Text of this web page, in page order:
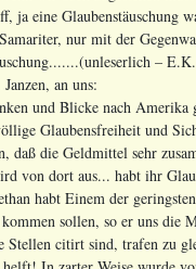
eine Glaubenstäuschung
nur mit der
–
an uns:
und Blicke nach
Glaubensfreiheit und
daß die Geldmittel sehr
von dort aus... habt ihr
habt Einem der
sollen, so er uns die
Stellen citirt sind, trafen zu